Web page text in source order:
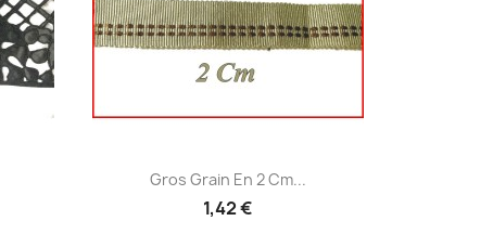
Aperçu rapide
Gros Grain En 2 Cm...
1,42 €